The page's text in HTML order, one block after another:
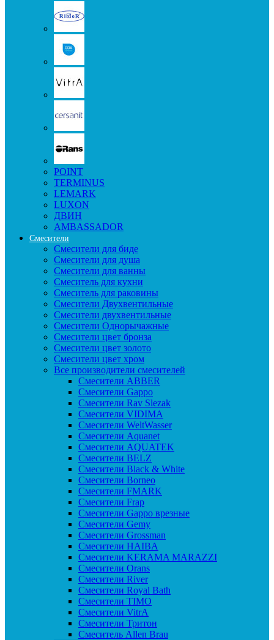
POINT
TERMINUS
LEMARK
LUXON
ДВИН
AMBASSADOR
Смесители
Смесители для биде
Смесители для душа
Смесители для ванны
Смеситель для кухни
Смеситель для раковины
Смесители Двухвентильные
Смесители двухвентильные
Смесители Однорычажные
Смесители цвет бронза
Смесители цвет золото
Смесители цвет хром
Все производители смесителей
Cмесители ABBER
Cмесители Gappo
Cмесители Rav Slezak
Cмесители VIDIMA
Cмесители WeltWasser
Смесители Aquanet
Смесители AQUATEK
Смесители BELZ
Смесители Black & White
Смесители Borneo
Смесители FMARK
Смесители Frap
Смесители Gappo врезные
Смесители Gemy
Смесители Grossman
Смесители HAIBA
Смесители KERAMA MARAZZI
Смесители Orans
Смесители River
Смесители Royal Bath
Смесители TIMO
Смесители VitrA
Смесители Тритон
Смеситель Allen Brau